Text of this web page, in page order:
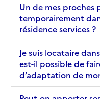
Un de mes proches
temporairement
résidence services ?
Je suis locataire
est-il possible de
d’adaptation de